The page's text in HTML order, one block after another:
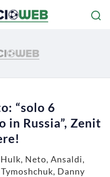
“solo 6
in Russia”, Zenit
Neto, Ansaldi,
Danny